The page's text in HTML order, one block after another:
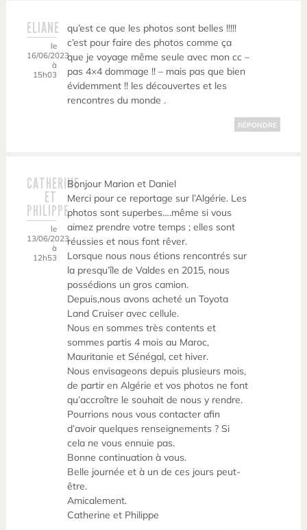
ELIANE
le
16/06/2023
à
15h03
qu’est ce que les photos sont belles !!!!!
c’est pour faire des photos comme ça
que je voyage même seule avec mon cc –
pas 4×4 dommage !! – mais pas que bien
évidemment !! les découvertes et les
rencontres du monde .
RÉPONDRE
CATHERINE
ET
PHILIPPE
le
13/06/2023
à
12h53
Bonjour Marion et Daniel
Merci pour ce reportage sur l’Algérie. Les
photos sont superbes….même si vous
aimez prendre votre temps ; elles sont
réussies et nous font rêver.
Lorsque nous nous étions rencontrés sur
la presqu’île de Valdes en 2015, nous
possédions un gros camion.
Depuis,nous avons acheté un Toyota
Land Cruiser avec cellule.
Nous en sommes très contents et
sommes partis 4 mois au Maroc,
Mauritanie et Sénégal, cet hiver.
Nous envisageons depuis plusieurs mois,
de partir en Algérie et vos photos ne font
qu’accroître le souhait de nous y rendre.
Pourrions nous vous contacter afin
d’avoir quelques renseignements ? Si
cela ne vous ennuie pas.
Bonne continuation à vous.
Belle journée et à un de ces jours peut-
être.
Amicalement.
Catherine et Philippe